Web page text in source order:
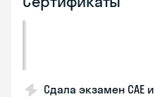
Сдала экзамен CAE